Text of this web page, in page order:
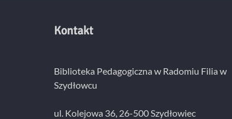
Kontakt
Biblioteka Pedagogiczna w Radomiu Filia w
Szydłowcu
ul. Kolejowa 36, 26-500 Szydłowiec